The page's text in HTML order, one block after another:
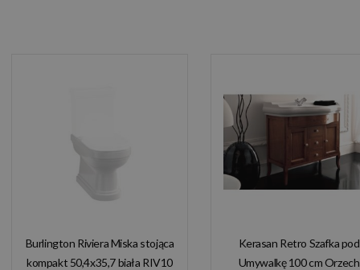
Burlington Riviera Miska stojąca
kompakt 50,4x35,7 biała RIV10
Kerasan Retro Szafka pod
Umywalkę 100 cm Orzech